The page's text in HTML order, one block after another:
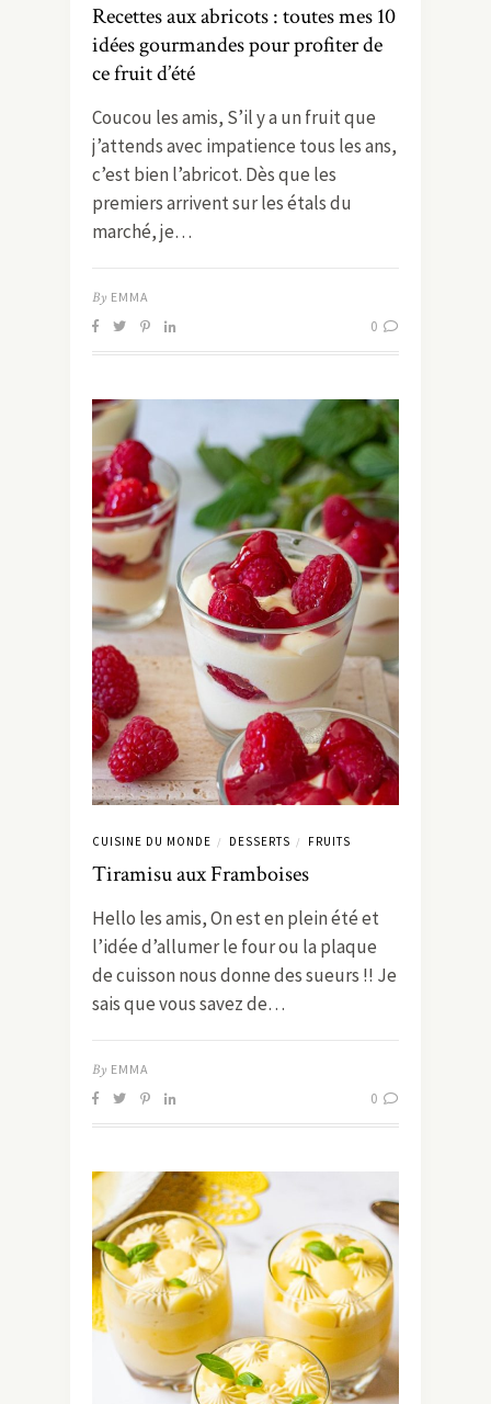
Recettes aux abricots : toutes mes 10
idées gourmandes pour profiter de
ce fruit d’été
Coucou les amis, S’il y a un fruit que
j’attends avec impatience tous les ans,
c’est bien l’abricot. Dès que les
premiers arrivent sur les étals du
marché, je…
By EMMA
0
CUISINE DU MONDE / DESSERTS / FRUITS
Tiramisu aux Framboises
Hello les amis, On est en plein été et
l’idée d’allumer le four ou la plaque
de cuisson nous donne des sueurs !! Je
sais que vous savez de…
By EMMA
0